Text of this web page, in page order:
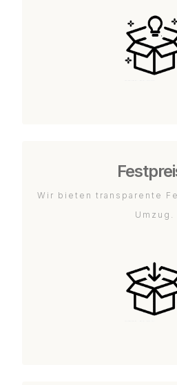
Wir bieten transparente
Umzug.